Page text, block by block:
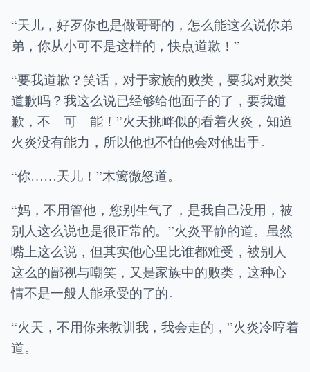
“天儿，好歹你也是做哥哥的，怎么能这么说你弟
弟，你从小可不是这样的，快点道歉！”
“要我道歉？笑话，对于家族的败类，要我对败类
道歉吗？我这么说已经够给他面子的了，要我道
歉，不—可—能！”火天挑衅似的看着火炎，知道
火炎没有能力，所以他也不怕他会对他出手。
“你……天儿！”木篱微怒道。
“妈，不用管他，您别生气了，是我自己没用，被
别人这么说也是很正常的。”火炎平静的道。虽然
嘴上这么说，但其实他心里比谁都难受，被别人
这么的鄙视与嘲笑，又是家族中的败类，这种心
情不是一般人能承受的了的。
“火天，不用你来教训我，我会走的，”火炎冷哼着
道。